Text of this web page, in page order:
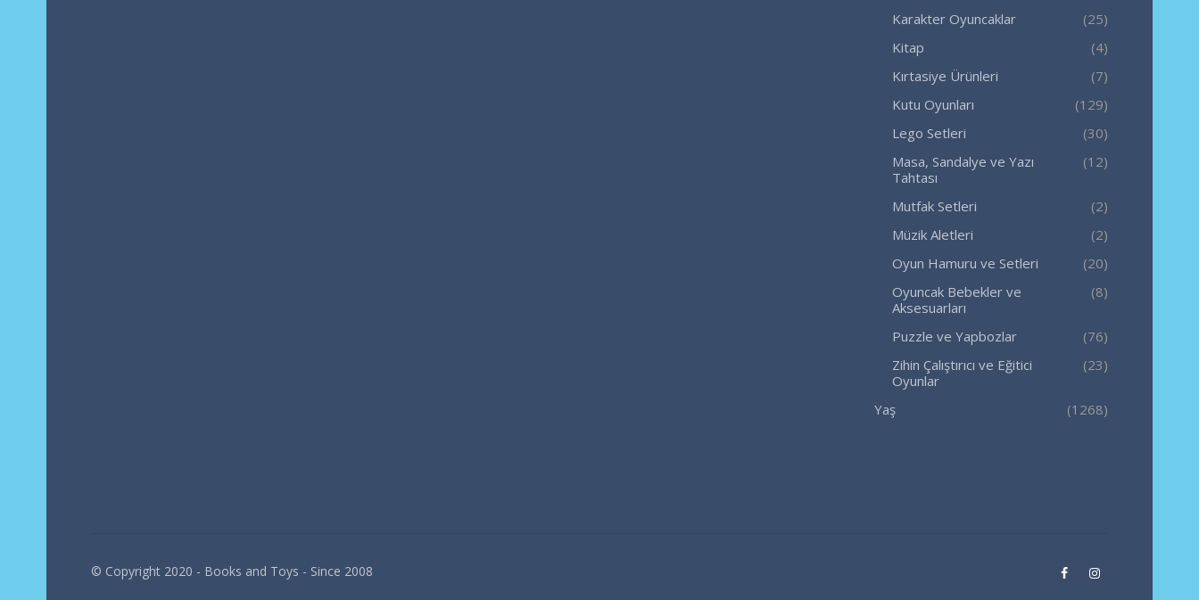
Karakter Oyuncaklar
(25)
Kitap
(4)
Kırtasiye Ürünleri
(7)
Kutu Oyunları
(129)
Lego Setleri
(30)
Masa, Sandalye ve Yazı
Tahtası
(12)
Mutfak Setleri
(2)
Müzik Aletleri
(2)
Oyun Hamuru ve Setleri
(20)
Oyuncak Bebekler ve
Aksesuarları
(8)
Puzzle ve Yapbozlar
(76)
Zihin Çalıştırıcı ve Eğitici
Oyunlar
(23)
Yaş (1268)
© Copyright 2020 - Books and Toys - Since 2008